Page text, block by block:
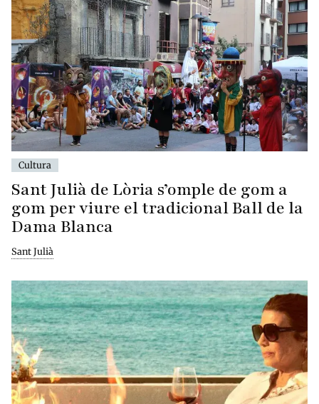
Cultura
Sant Julià de Lòria s’omple de gom a
gom per viure el tradicional Ball de la
Dama Blanca
Sant Julià